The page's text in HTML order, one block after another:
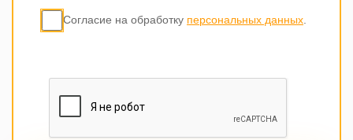
Согласие на обработку персональных данных.